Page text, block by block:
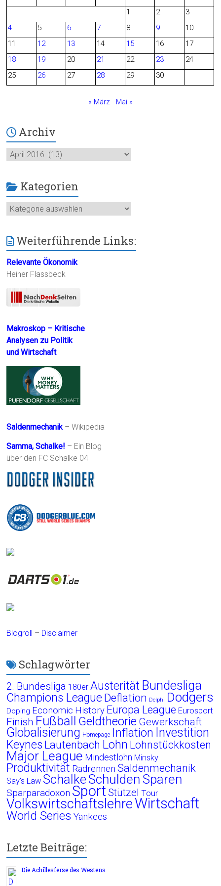
b
o
1
2
3
4
5 6 7 8 9
10
11
12 13 14 15 16
17
18
19 20 21 22 23
24
25
26 27 28 29 30
« März Mai »
Archiv
Archiv
Kategorien
Kategorien
Weiterführende Links:
Relevante Ökonomik
Heiner Flassbeck
Makroskop – Kritische
Analysen zu Politik
und Wirtschaft
Saldenmechanik– Wikipedia
Samma, Schalke! – Ein Blog
über den FC Schalke 04
Blogroll – Disclaimer
Schlagwörter
2. Bundesliga 180er Austerität Bundesliga
Champions League Deflation Delphi Dodgers
Doping Economic History Europa League Eurosport
Finish Fußball Geldtheorie Gewerkschaft
Globalisierung Homepage Inflation Investition
Keynes Lautenbach Lohn Lohnstückkosten
Major League Mindestlohn Minsky
Produktivität Radrennen Saldenmechanik
Say's Law Schalke Schulden Sparen
Sparparadoxon Sport Stützel Tour
VolkswirtschaftslehreWirtschaft
World Series Yankees
Letzte Beiträge:
Die Achillesferse des Westens